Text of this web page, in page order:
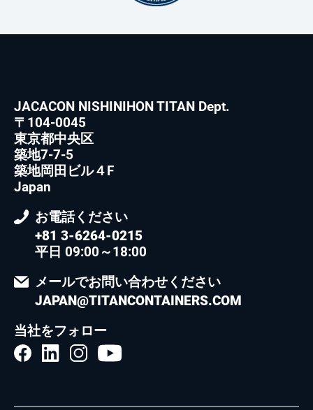
JACACON NISHINIHON TITAN Dept.
〒104-0045
東京都中央区
築地7-7-5
築地岡田ビル４F
Japan
お電話ください
+81 3-6264-0215
平日 09:00～18:00
メールでお問い合わせください
JAPAN@TITANCONTAINERS.COM
当社をフォロー